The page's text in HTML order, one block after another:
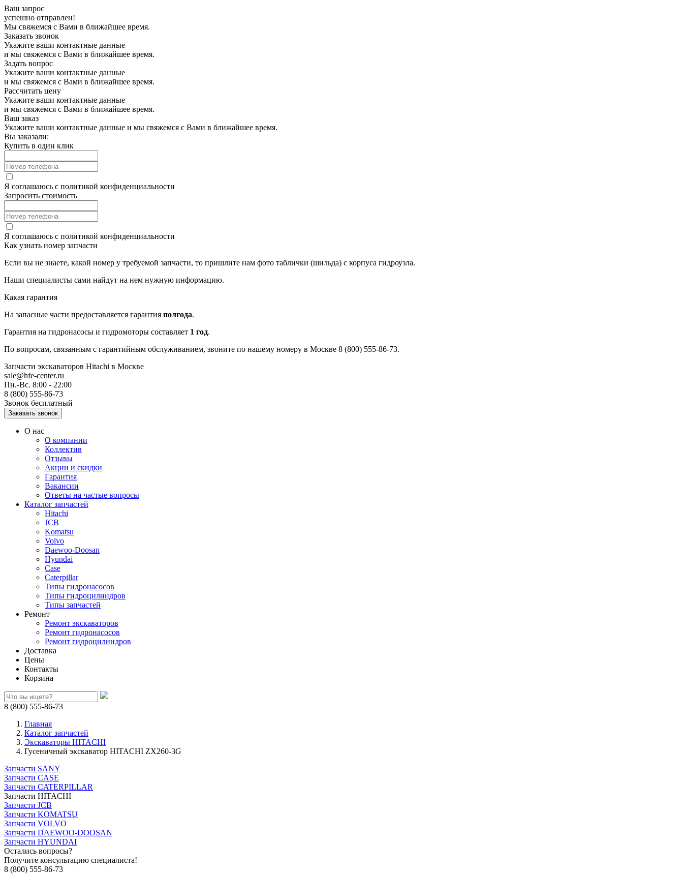
Ваш запрос
успешно отправлен!
Мы свяжемся с Вами в ближайшее время.
Заказать звонок
Укажите ваши контактные данные
и мы свяжемся с Вами в ближайшее время.
Задать вопрос
Укажите ваши контактные данные
и мы свяжемся с Вами в ближайшее время.
Рассчитать цену
Укажите ваши контактные данные
и мы свяжемся с Вами в ближайшее время.
Ваш заказ
Укажите ваши контактные данные и мы свяжемся с Вами в ближайшее время.
Вы заказали:
Купить в один клик
Я соглашаюсь с политикой конфиденциальности
Запросить стоимость
Я соглашаюсь с политикой конфиденциальности
Как узнать номер запчасти
Если вы не знаете, какой номер у требуемой запчасти, то пришлите нам фото таблички (шильда) с корпуса гидроузла.
Наши специалисты сами найдут на нем нужную информацию.
Какая гарантия
На запасные части предоставляется гарантия полгода.
Гарантия на гидронасосы и гидромоторы составляет 1 год.
По вопросам, связанным с гарантийным обслуживанием, звоните по нашему номеру в Москве 8 (800) 555-86-73.
Запчасти экскаваторов Hitachi в Москве
sale@hfe-center.ru
Пн.-Вс. 8:00 - 22:00
8 (800) 555-86-73
Звонок бесплатный
О нас
О компании
Коллектив
Отзывы
Акции и скидки
Гарантия
Вакансии
Ответы на частые вопросы
Каталог запчастей
Hitachi
JCB
Komatsu
Volvo
Daewoo-Doosan
Hyundai
Case
Caterpillar
Типы гидронасосов
Типы гидроцилиндров
Типы запчастей
Ремонт
Ремонт экскаваторов
Ремонт гидронасосов
Ремонт гидроцилиндров
Доставка
Цены
Контакты
Корзина
8 (800) 555-86-73
Главная
Каталог запчастей
Экскаваторы HITACHI
Гусеничный экскаватор HITACHI ZX260-3G
Запчасти SANY
Запчасти CASE
Запчасти CATERPILLAR
Запчасти HITACHI
Запчасти JCB
Запчасти KOMATSU
Запчасти VOLVO
Запчасти DAEWOO-DOOSAN
Запчасти HYUNDAI
Остались вопросы?
Получите консультацию специалиста!
8 (800) 555-86-73